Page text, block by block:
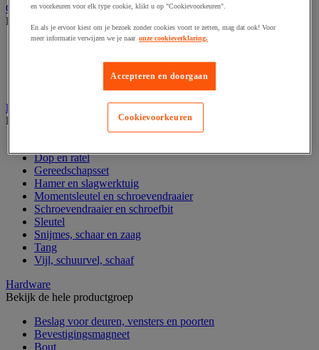
Gereedschap opbergen
Bekijk de hele productgroep
Assortimentsdoos en gereedschapkoffer
Gereedschapskoffer en versterkte kist
Handgereedschap
Bekijk de hele productgroep
Dop en ratel
Gereedschapsset
Hamer en slagwerktuig
Momentsleutel en schroevendraaier
Schroevendraaier en schroefbit
Sleutel
Snijmes, schaar en zaag
Tang
Vijl, schuurvel, schaaf
Hardware
Bekijk de hele productgroep
Beslag voor deuren, vensters en poorten
Bevestigingsmagneet
Bout
en voorkeuren voor elk type cookie, klikt u op "Cookievoorkeuren".
En als je ervoor kiest om je bezoek zonder cookies voort te zetten, mag dat ook! Voor
meer informatie verwijzen we je naar onze cookieverklaring.
Accepteren en doorgaan
Cookievoorkeuren